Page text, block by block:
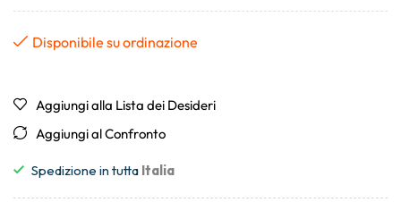
Disponibile su ordinazione
Aggiungi alla Lista dei Desideri
Aggiungi al Confronto
Spedizione in tutta Italia